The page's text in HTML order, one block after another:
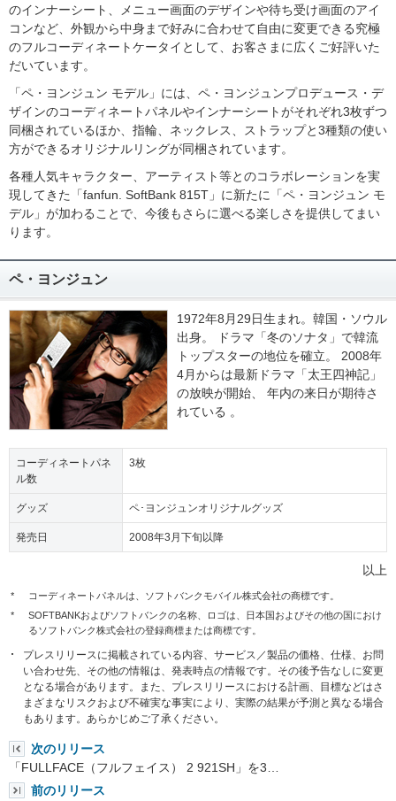
のインナーシート、メニュー画面のデザインや待ち受け画面のアイ
コンなど、外観から中身まで好みに合わせて自由に変更できる究極
のフルコーディネートケータイとして、お客さまに広くご好評いた
だいています。
「ペ・ヨンジュン モデル」には、ペ・ヨンジュンプロデュース・デ
ザインのコーディネートパネルやインナーシートがそれぞれ3枚ずつ
同梱されているほか、指輪、ネックレス、ストラップと3種類の使い
方ができるオリジナルリングが同梱されています。
各種人気キャラクター、アーティスト等とのコラボレーションを実
現してきた「fanfun. SoftBank 815T」に新たに「ペ・ヨンジュン モ
デル」が加わることで、今後もさらに選べる楽しさを提供してまい
ります。
ペ・ヨンジュン
1972年8月29日生まれ。韓国・ソウル
出身。 ドラマ「冬のソナタ」で韓流
トップスターの地位を確立。 2008年
4月からは最新ドラマ「太王四神記」
の放映が開始、 年内の来日が期待さ
れている 。
コーディネートパネ
ル数
3枚
グッズ ペ･ヨンジュンオリジナルグッズ
発売日 2008年3月下旬以降
以上
*
コーディネートパネルは、ソフトバンクモバイル株式会社の商標です。
*
SOFTBANKおよびソフトバンクの名称、ロゴは、日本国およびその他の国におけ
るソフトバンク株式会社の登録商標または商標です。
プレスリリースに掲載されている内容、サービス／製品の価格、仕様、お問
い合わせ先、その他の情報は、発表時点の情報です。その後予告なしに変更
となる場合があります。また、プレスリリースにおける計画、目標などはさ
まざまなリスクおよび不確実な事実により、実際の結果が予測と異なる場合
もあります。あらかじめご了承ください。
次のリリース
「FULLFACE（フルフェイス） 2 921SH」を3…
前のリリース